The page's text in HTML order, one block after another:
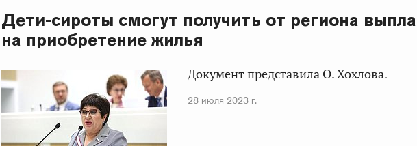
Дети-сироты смогут получить от региона
на приобретение жилья
Документ представила О. Хохлова.
28 июля 2023 г.